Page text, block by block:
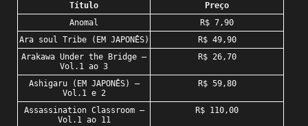
Título
Preço
Anomal
R$ 7,90
Ara soul Tribe (EM JAPONÊS)
R$ 49,90
Arakawa Under the Bridge –
Vol.1 ao 3
R$ 26,70
Ashigaru (EM JAPONÊS) –
Vol.1 e 2
R$ 59,80
Assassination Classroom –
Vol.1 ao 11
R$ 110,00